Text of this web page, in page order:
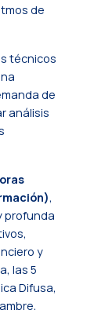
de
técnicos
de
análisis
,
profunda
y
las 5
Difusa,